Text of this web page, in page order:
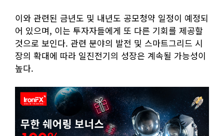
이와 관련된 금년도 및 내년도 공모청약 일정이 예정되
어 있으며, 이는 투자자들에게 또 다른 기회를 제공할
것으로 보인다. 관련 분야의 발전 및 스마트그리드 시
장의 확대에 따라 일진전기의 성장은 계속될 가능성이
높다.